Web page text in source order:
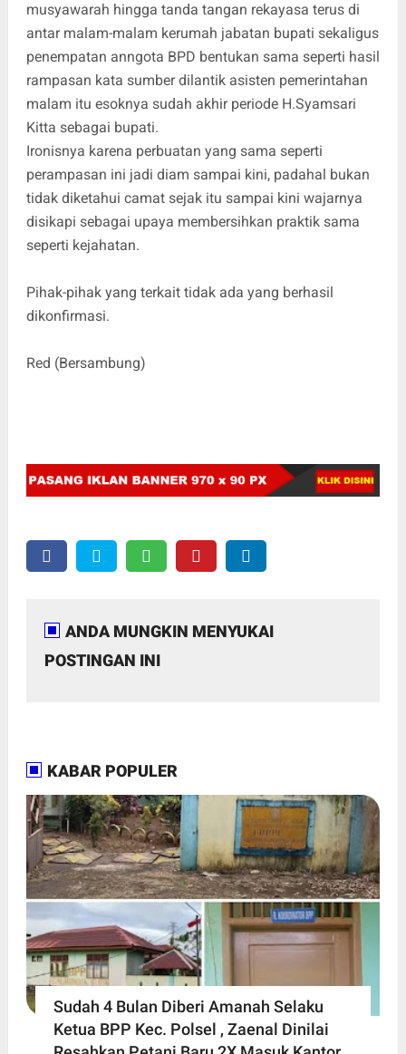
musyawarah hingga tanda tangan rekayasa terus di
antar malam-malam kerumah jabatan bupati sekaligus
penempatan anngota BPD bentukan sama seperti hasil
rampasan kata sumber dilantik asisten pemerintahan
malam itu esoknya sudah akhir periode H.Syamsari
Kitta sebagai bupati.
Ironisnya karena perbuatan yang sama seperti
perampasan ini jadi diam sampai kini, padahal bukan
tidak diketahui camat sejak itu sampai kini wajarnya
disikapi sebagai upaya membersihkan praktik sama
seperti kejahatan.
Pihak-pihak yang terkait tidak ada yang berhasil
dikonfirmasi.
Red (Bersambung)
ANDA MUNGKIN MENYUKAI
POSTINGAN INI
KABAR POPULER
Sudah 4 Bulan Diberi Amanah Selaku
Ketua BPP Kec. Polsel , Zaenal Dinilai